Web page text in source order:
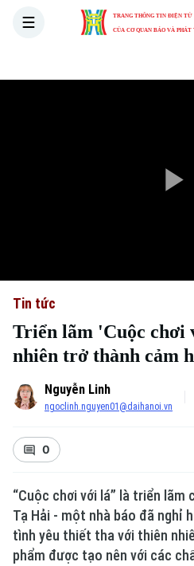
TRANG THÔNG TIN ĐIỆN TỬ
CỦA CƠ QUAN BÁO VÀ
Tin tức
Triển lãm 'Cuộc
nhiên trở thành cảm
Nguyễn Linh
ngoclinh.nguyen01@daihanoi.vn
0
“Cuộc chơi với lá” là triển lãm
Tạ Hải - một nhà báo đã nghỉ
tình yêu thiết tha với thiên
phẩm được tạo nên với các